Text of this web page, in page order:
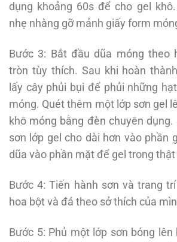
dụng khoảng 60s để cho gel
nhẹ nhàng gỡ mảnh giấy form
Bước 3: Bắt đầu dũa móng theo
tròn tùy thích. Sau khi hoàn
lấy cây phủi bụi để phủi những
móng. Quét thêm một lớp sơn gel
khô móng bằng đèn chuyên
sơn lớp gel cho dài hơn vào phần
dũa vào phần mặt để gel trong
Bước 4: Tiến hành sơn và trang
hoa bột và đá theo sở thích của
Bước 5: Phủ một lớp sơn bóng lên